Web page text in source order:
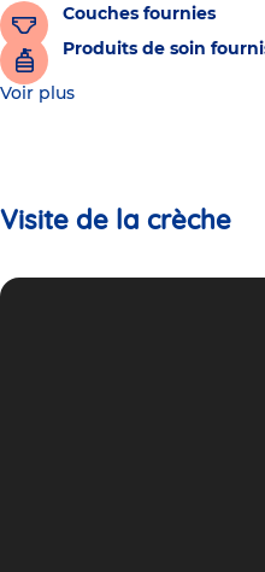
Couches fournies
Produits de soin
Voir plus
Visite de la crèche